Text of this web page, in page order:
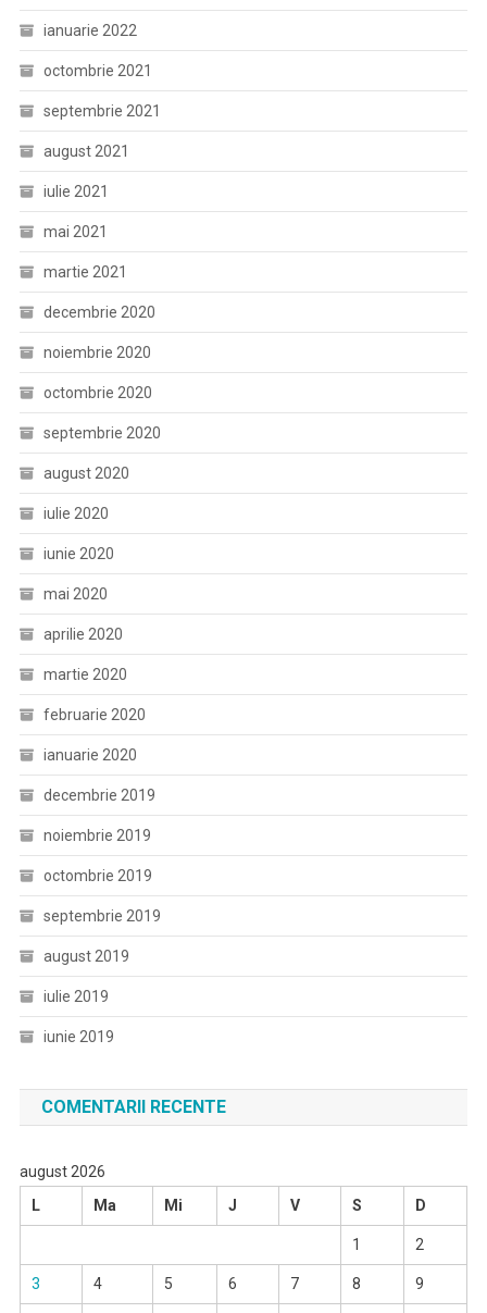
ianuarie 2022
octombrie 2021
septembrie 2021
august 2021
iulie 2021
mai 2021
martie 2021
decembrie 2020
noiembrie 2020
octombrie 2020
septembrie 2020
august 2020
iulie 2020
iunie 2020
mai 2020
aprilie 2020
martie 2020
februarie 2020
ianuarie 2020
decembrie 2019
noiembrie 2019
octombrie 2019
septembrie 2019
august 2019
iulie 2019
iunie 2019
COMENTARII RECENTE
august 2026
L
Ma Mi J V S D
1 2
3 4 5 6 7 8 9